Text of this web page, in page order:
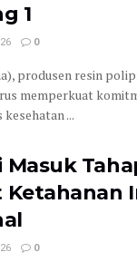
1
0
produsen resin
memperkuat
...
Masuk
Ketahanan
0